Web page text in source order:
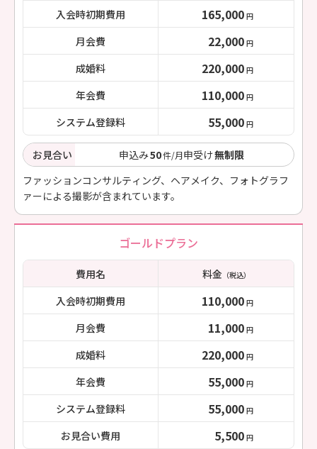
入会時初期費用 165,000 円
月会費 22,000 円
成婚料 220,000 円
年会費 110,000 円
システム登録料 55,000 円
お見合い 申込み50件/月申受け無制限
ファッションコンサルティング、ヘアメイク、フォトグラフ
ァーによる撮影が含まれています。
ゴールドプラン
費用名 料金（税込）
入会時初期費用 110,000 円
月会費 11,000 円
成婚料 220,000 円
年会費 55,000 円
システム登録料 55,000 円
お見合い費用 5,500 円